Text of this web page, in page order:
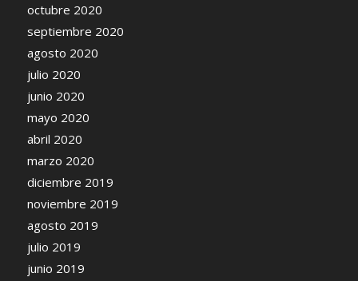
octubre 2020
septiembre 2020
agosto 2020
julio 2020
junio 2020
mayo 2020
abril 2020
marzo 2020
diciembre 2019
noviembre 2019
agosto 2019
julio 2019
junio 2019